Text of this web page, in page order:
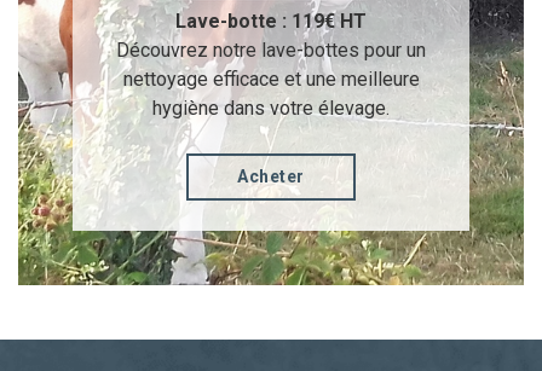
Lave-botte : 119€ HT
Découvrez notre lave-bottes pour un
nettoyage efficace et une meilleure
hygiène dans votre élevage.
Acheter